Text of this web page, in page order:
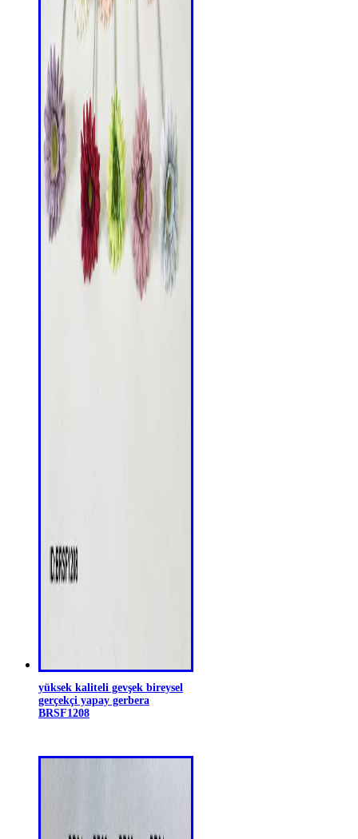
yüksek kaliteli gevşek bireysel
gerçekçi yapay gerbera
BRSF1208